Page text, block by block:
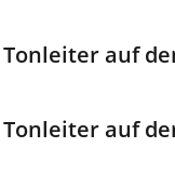
Tonleiter auf
Tonleiter auf